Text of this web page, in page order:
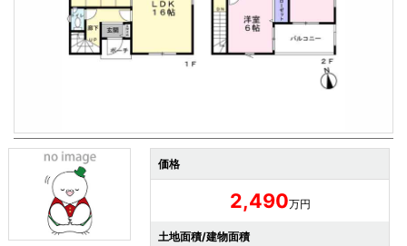
価格
2,490万円
土地面積/建物面積